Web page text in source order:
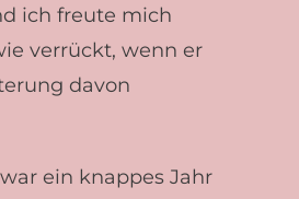
ich freute mich
verrückt, wenn er
davon
ein knappes Jahr